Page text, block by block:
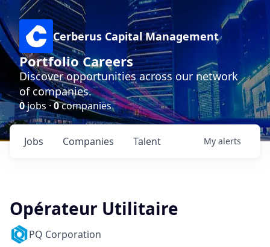
Cerberus Capital Management
Portfolio Careers
Discover opportunities across our network
of companies.
0jobs ·0companies
Jobs Companies Talent My alerts
Opérateur Utilitaire
PQ Corporation